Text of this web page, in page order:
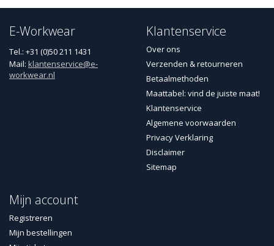
E-Workwear
Tel.: +31 (0)50 211 1431
Mail: klantenservice@e-
workwear.nl
Klantenservice
Over ons
Verzenden & retourneren
Betaalmethoden
Maattabel: vind de juiste maat!
Klantenservice
Algemene voorwaarden
Privacy Verklaring
Disclaimer
Sitemap
Mijn account
Registreren
Mijn bestellingen